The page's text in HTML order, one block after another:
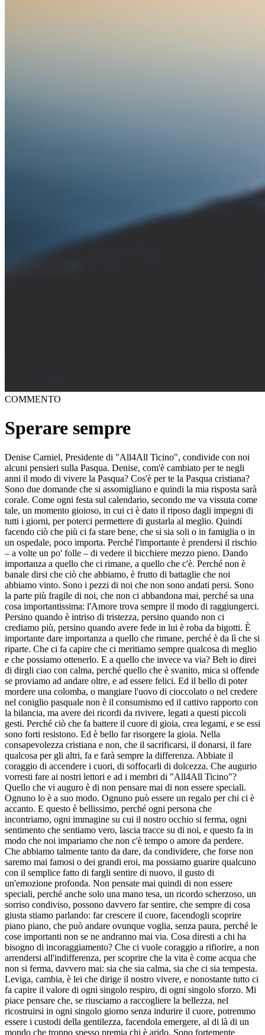
COMMENTO
Sperare sempre
Denise Carniel, Presidente di "All4All Ticino", condivide con noi
alcuni pensieri sulla Pasqua. Denise, com'è cambiato per te negli
anni il modo di vivere la Pasqua? Cos'è per te la Pasqua cristiana?
Sono due domande che si assomigliano e quindi la mia risposta sarà
corale. Come ogni festa sul calendario, secondo me va vissuta come
tale, un momento gioioso, in cui ci è dato il riposo dagli impegni di
tutti i giorni, per poterci permettere di gustarla al meglio. Quindi
facendo ciò che più ci fa stare bene, che si sia soli o in famiglia o in
un ospedale, poco importa. Perché l'importante è prendersi il rischio
– a volte un po' folle – di vedere il bicchiere mezzo pieno. Dando
importanza a quello che ci rimane, a quello che c'è. Perché non è
banale dirsi che ciò che abbiamo, è frutto di battaglie che noi
abbiamo vinto. Sono i pezzi di noi che non sono andati persi. Sono
la parte più fragile di noi, che non ci abbandona mai, perché sa una
cosa importantissima: l'Amore trova sempre il modo di raggiungerci.
Persino quando è intriso di tristezza, persino quando non ci
crediamo più, persino quando avere fede in lui è roba da bigotti. È
importante dare importanza a quello che rimane, perché è da lì che si
riparte. Che ci fa capire che ci meritiamo sempre qualcosa di meglio
e che possiamo ottenerlo. E a quello che invece va via? Beh io direi
di dirgli ciao con calma, perché quello che è svanito, mica si offende
se proviamo ad andare oltre, e ad essere felici. Ed il bello di poter
mordere una colomba, o mangiare l'uovo di cioccolato o nel credere
nel coniglio pasquale non è il consumismo ed il cattivo rapporto con
la bilancia, ma avere dei ricordi da rivivere, legati a questi piccoli
gesti. Perché ciò che fa battere il cuore di gioia, crea legami, e se essi
sono forti resistono. Ed è bello far risorgere la gioia. Nella
consapevolezza cristiana e non, che il sacrificarsi, il donarsi, il fare
qualcosa per gli altri, fa e farà sempre la differenza. Abbiate il
coraggio di accendere i cuori, di soffocarli di dolcezza. Che augurio
vorresti fare ai nostri lettori e ad i membri di "All4All Ticino"?
Quello che vi auguro è di non pensare mai di non essere speciali.
Ognuno lo è a suo modo. Ognuno può essere un regalo per chi ci è
accanto. E questo è bellissimo, perché ogni persona che
incontriamo, ogni immagine su cui il nostro occhio si ferma, ogni
sentimento che sentiamo vero, lascia tracce su di noi, e questo fa in
modo che noi impariamo che non c'è tempo o amore da perdere.
Che abbiamo talmente tanto da dare, da condividere, che forse non
saremo mai famosi o dei grandi eroi, ma possiamo guarire qualcuno
con il semplice fatto di fargli sentire di nuovo, il gusto di
un'emozione profonda. Non pensate mai quindi di non essere
speciali, perché anche solo una mano tesa, un ricordo scherzoso, un
sorriso condiviso, possono davvero far sentire, che sempre di cosa
giusta stiamo parlando: far crescere il cuore, facendogli scoprire
piano piano, che può andare ovunque voglia, senza paura, perché le
cose importanti non se ne andranno mai via. Cosa diresti a chi ha
bisogno di incoraggiamento? Che ci vuole coraggio a rifiorire, a non
arrendersi all'indifferenza, per scoprire che la vita è come acqua che
non si ferma, davvero mai: sia che sia calma, sia che ci sia tempesta.
Leviga, cambia, è lei che dirige il nostro vivere, e nonostante tutto ci
fa capire il valore di ogni singolo respiro, di ogni singolo sforzo. Mi
piace pensare che, se riusciamo a raccogliere la bellezza, nel
ricostruirsi in ogni singolo giorno senza indurire il cuore, potremmo
essere i custodi della gentilezza, facendola emergere, al di là di un
mondo che troppo spesso premia chi è arido. Sono fortemente